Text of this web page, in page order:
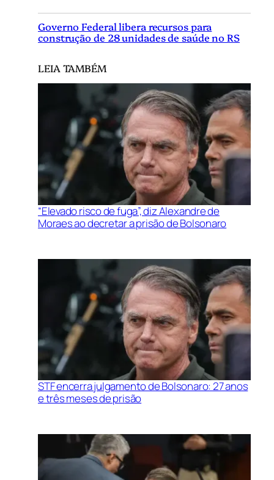
Governo Federal libera recursos para
construção de 28 unidades de saúde no RS
LEIA TAMBÉM
“Elevado risco de fuga”, diz Alexandre de
Moraes ao decretar a prisão de Bolsonaro
STF encerra julgamento de Bolsonaro: 27 anos
e três meses de prisão